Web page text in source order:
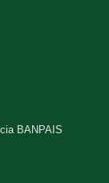
BANPAIS